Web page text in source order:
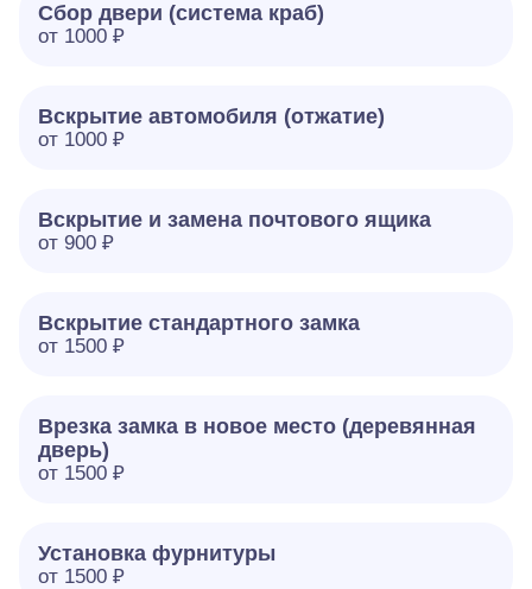
Сбор двери (система краб)
от 1000 ₽
Вскрытие автомобиля (отжатие)
от 1000 ₽
Вскрытие и замена почтового ящика
от 900 ₽
Вскрытие стандартного замка
от 1500 ₽
Врезка замка в новое место (деревянная
дверь)
от 1500 ₽
Установка фурнитуры
от 1500 ₽